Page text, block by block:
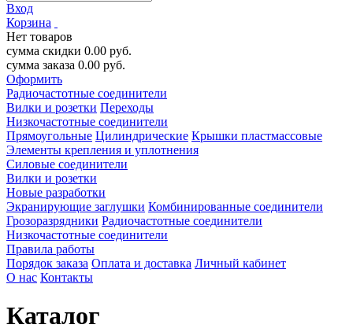
Вход
Корзина
Нет товаров
сумма скидки 0.00 руб.
сумма заказа 0.00 руб.
Оформить
Радиочастотные соединители
Вилки и розетки Переходы
Низкочастотные соединители
Прямоугольные Цилиндрические Крышки пластмассовые
Элементы крепления и уплотнения
Силовые соединители
Вилки и розетки
Новые разработки
Экранирующие заглушки Комбинированные соединители
Грозоразрядники Радиочастотные соединители
Низкочастотные соединители
Правила работы
Порядок заказа Оплата и доставка Личный кабинет
О нас Контакты
Каталог